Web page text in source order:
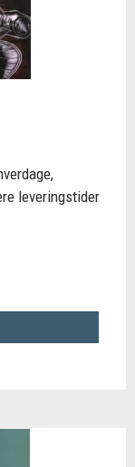
leveringstider